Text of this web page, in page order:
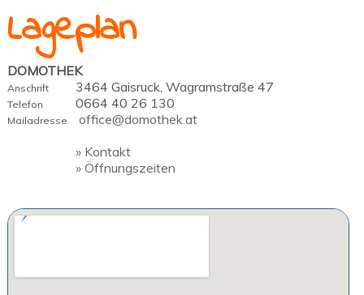
Lageplan
DOMOTHEK
Anschrift 3464 Gaisruck, Wagramstraße 47
Telefon 0664 40 26 130
Mailadresse
office@domothek.at
» Kontakt
» Öffnungszeiten